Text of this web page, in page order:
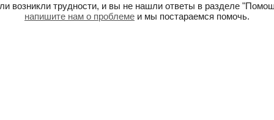
возникли трудности, и вы не нашли ответы в разделе
напишите нам о проблеме и мы постараемся помочь.